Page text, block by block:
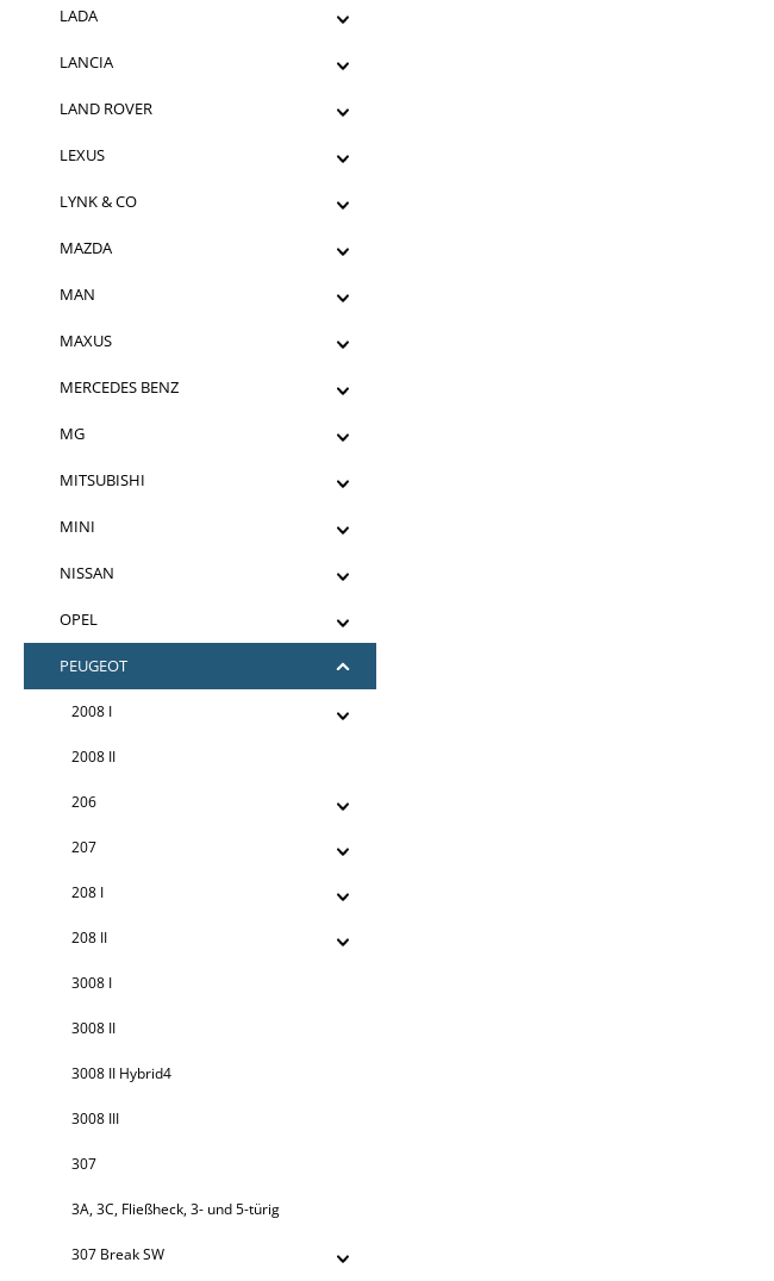
LADA
LANCIA
LAND ROVER
LEXUS
LYNK & CO
MAZDA
MAN
MAXUS
MERCEDES BENZ
MG
MITSUBISHI
MINI
NISSAN
OPEL
PEUGEOT
2008 I
2008 II
206
207
208 I
208 II
3008 I
3008 II
3008 II Hybrid4
3008 III
307
3A, 3C, Fließheck, 3- und 5-türig
307 Break SW